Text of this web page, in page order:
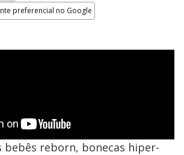
preferencial no Google
bebês reborn, bonecas hiper-